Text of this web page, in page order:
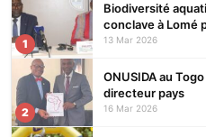
1
Biodiversité
conclave à Lomé
écosystèmes
13 Mar 2026
2
ONUSIDA au
directeur pays
16 Mar 2026